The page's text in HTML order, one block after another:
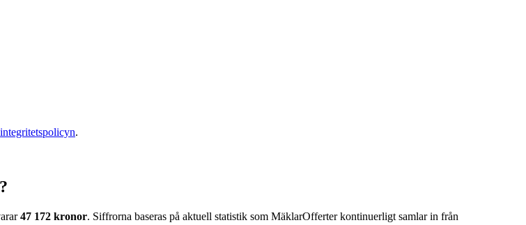
integritetspolicyn.
47 172 kronor. Siffrorna baseras på aktuell statistik som MäklarOfferter kontinuerligt samlar in från